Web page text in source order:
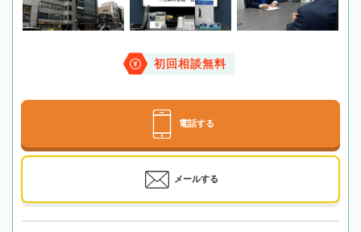
初回相談無料
電話する
メールする